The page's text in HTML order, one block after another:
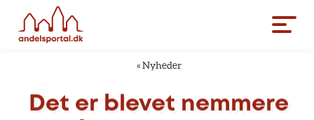
« Nyheder
Det er blevet nemmere